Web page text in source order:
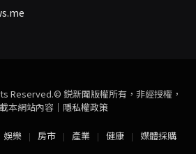
Reserved.© 鋭新聞版權所有，非經授權，
本網站內容｜ 隱私權政策
娛樂 房市 產業 健康 媒體採購